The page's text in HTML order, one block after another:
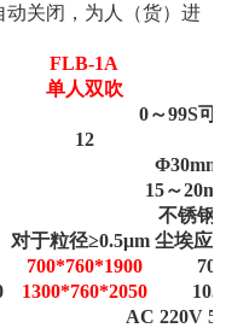
关闭，为人（货）进
FLB-1A
单人双吹
0～99S可
12
Φ30mm
15～20m/
不锈钢
对于粒径≥0.5μm 尘埃应
700*760*1900
1300*760*2050
AC 220V